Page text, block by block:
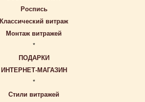
Роспись
Классический витраж
Монтаж витражей
*
ПОДАРКИ
ИНТЕРНЕТ-МАГАЗИН
*
Стили витражей